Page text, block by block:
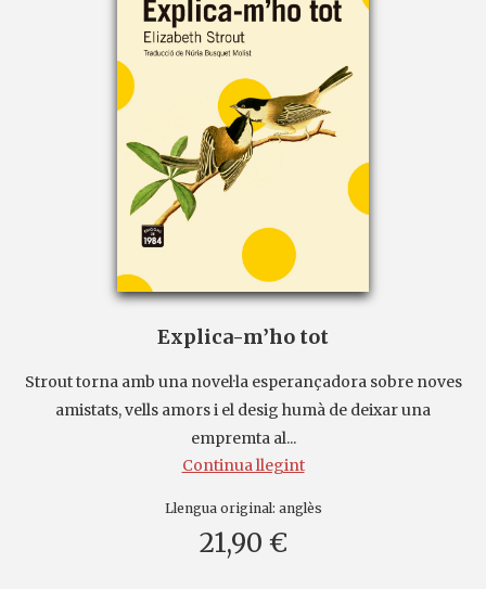
Explica-m’ho tot
Strout torna amb una novel·la esperançadora sobre noves
amistats, vells amors i el desig humà de deixar una
empremta al...
Continua llegint
Llengua original: anglès
21,90 €